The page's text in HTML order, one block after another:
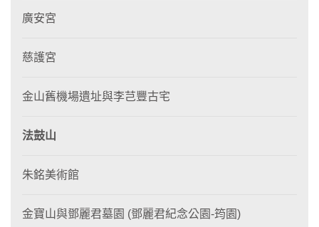
廣安宮
慈護宮
金山舊機場遺址與李芑豐古宅
法鼓山
朱銘美術館
金寶山與鄧麗君墓園 (鄧麗君紀念公園-筠園)